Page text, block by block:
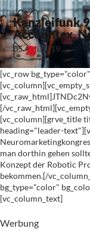
Kanzleifunk
Accountex,
05. Juli 2019
[vc_row
[/
[vc_column][grve_title
heading="leader-
man dorthin gehen
Konzept der Robotic
bekommen.[/
bg_type="color"
[vc_column_text]
Werbung